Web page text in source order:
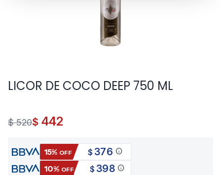
LICOR DE COCO DEEP 750 ML
$ 520$ 442
15% OFF $ 376 info
10% OFF $ 398 info